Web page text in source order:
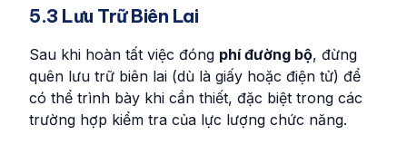
5.3 Lưu Trữ Biên Lai
Sau khi hoàn tất việc đóng phí đường bộ, đừng
quên lưu trữ biên lai (dù là giấy hoặc điện tử) để
có thể trình bày khi cần thiết, đặc biệt trong các
trường hợp kiểm tra của lực lượng chức năng.